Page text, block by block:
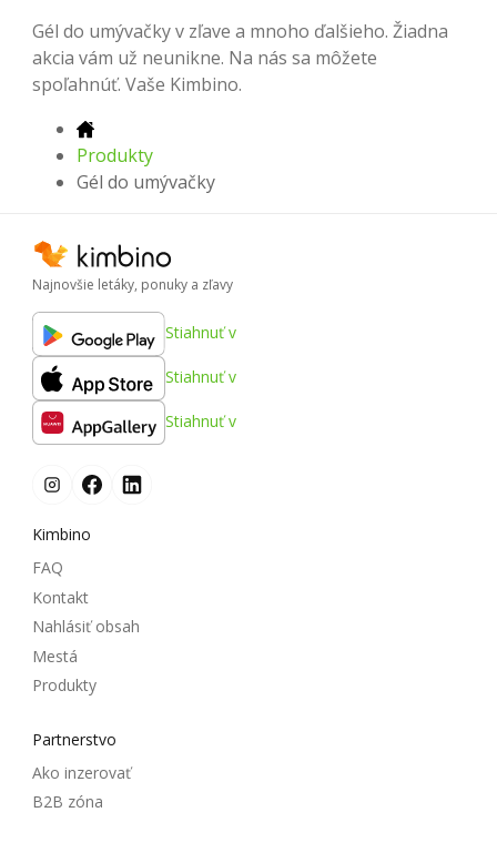
Gél do umývačky v zľave a mnoho ďalšieho. Žiadna
akcia vám už neunikne. Na nás sa môžete
spoľahnúť. Vaše Kimbino.
Produkty
Gél do umývačky
Najnovšie letáky, ponuky a zľavy
Stiahnuť v
Stiahnuť v
Stiahnuť v
Kimbino
FAQ
Kontakt
Nahlásiť obsah
Mestá
Produkty
Partnerstvo
Ako inzerovať
B2B zóna